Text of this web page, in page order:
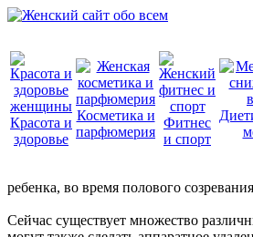
Красота и
здоровье
Косметика и
парфюмерия
Фитнес
и спорт
ребенка, во время полового
Сейчас существует множество